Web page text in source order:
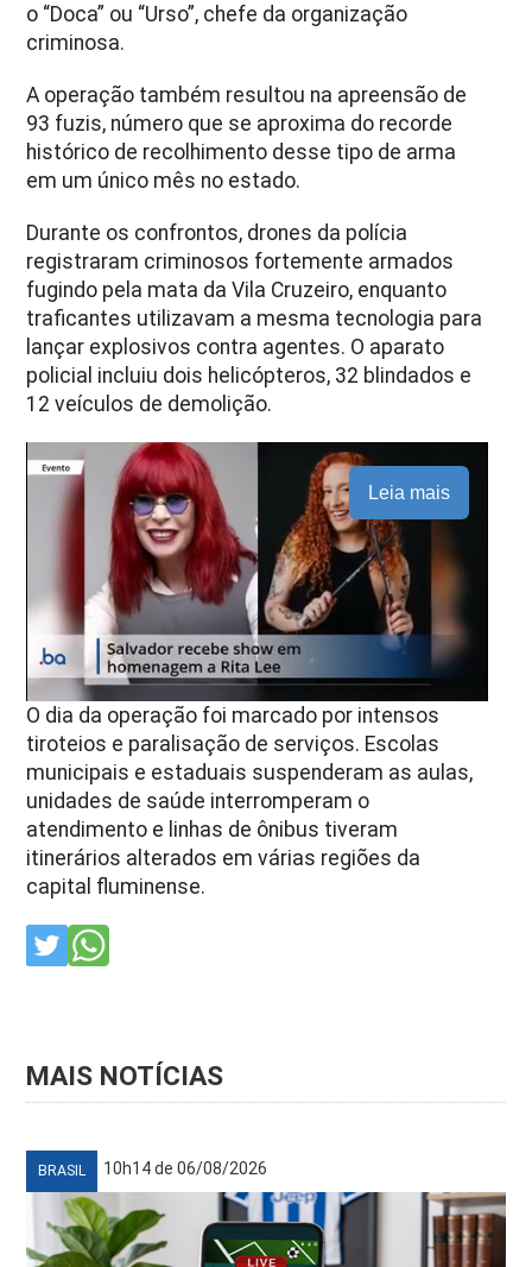
o “Doca” ou “Urso”, chefe da organização
criminosa.
A operação também resultou na apreensão de
93 fuzis, número que se aproxima do recorde
histórico de recolhimento desse tipo de arma
em um único mês no estado.
Durante os confrontos, drones da polícia
registraram criminosos fortemente armados
fugindo pela mata da Vila Cruzeiro, enquanto
traficantes utilizavam a mesma tecnologia para
lançar explosivos contra agentes. O aparato
policial incluiu dois helicópteros, 32 blindados e
12 veículos de demolição.
Leia mais
O dia da operação foi marcado por intensos
tiroteios e paralisação de serviços. Escolas
municipais e estaduais suspenderam as aulas,
unidades de saúde interromperam o
atendimento e linhas de ônibus tiveram
itinerários alterados em várias regiões da
capital fluminense.
MAIS NOTÍCIAS
BRASIL 10h14 de 06/08/2026